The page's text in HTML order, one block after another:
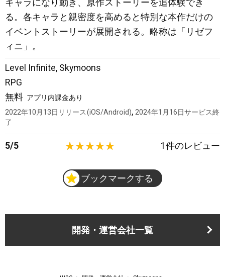
キャラになり動き、原作ストーリーを追体験でき
る。各キャラと親密度を高めると特別な本作だけの
イベントストーリーが展開される。略称は「リゼフ
ィニ」。
Level Infinite, Skymoons
RPG
無料 アプリ内課金あり
2022年10月13日 リリース iOS/Android ,2024年1月16日サービス終
了
5/5 1件のレビュー
ブックマークする
開発・運営会社一覧